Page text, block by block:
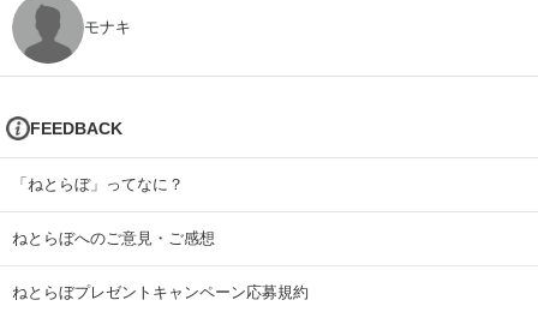
モナキ
FEEDBACK
「ねとらぼ」ってなに？
ねとらぼへのご意見・ご感想
ねとらぼプレゼントキャンペーン応募規約